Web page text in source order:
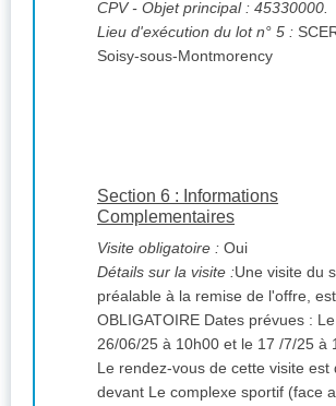
CPV- Objet principal : 45330000.
Lieu d'exécution du lot n° 5 :
Soisy-sous-Montmorency
Section 6 : Informations
Complementaires
Visite obligatoire : Oui
Détails sur la visite :Une visite du
préalable à la remise de l'offre, est
OBLIGATOIRE Dates prévues : Le
26/06/25 à 10h00 et le 17 /7/25 à
Le rendez-vous de cette visite est
devant Le complexe sportif (face